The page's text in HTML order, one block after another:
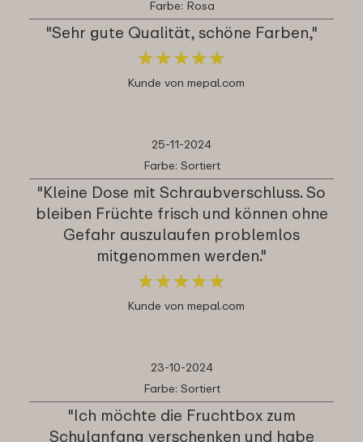
Farbe: Rosa
"Sehr gute Qualität, schöne Farben,"
★★★★★
★★★★★
Kunde von mepal.com
25-11-2024
Farbe: Sortiert
"Kleine Dose mit Schraubverschluss. So
bleiben Früchte frisch und können ohne
Gefahr auszulaufen problemlos
mitgenommen werden."
★★★★★
★★★★★
Kunde von mepal.com
23-10-2024
Farbe: Sortiert
"Ich möchte die Fruchtbox zum
Schulanfang verschenken und habe